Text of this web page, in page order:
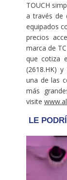
TOUCH
a través de
equipados
precios
marca de
que cotiza
(2618.HK)
una de las
más
visite